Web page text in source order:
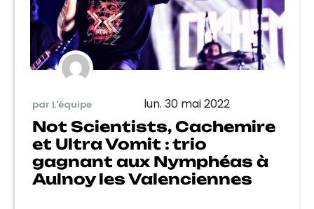
par L'équipe lun. 30 mai 2022
Not Scientists, Cachemire
et Ultra Vomit : trio
gagnant aux Nymphéas à
Aulnoy les Valenciennes